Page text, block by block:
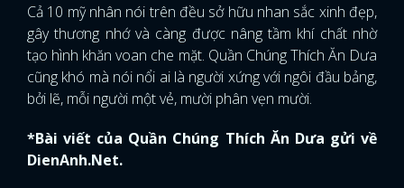
Cả 10 mỹ nhân nói trên đều sở hữu nhan sắc xinh đẹp,
gây thương nhớ và càng được nâng tầm khí chất nhờ
tạo hình khăn voan che mặt. Quần Chúng Thích Ăn Dưa
cũng khó mà nói nổi ai là người xứng với ngôi đầu bảng,
bởi lẽ, mỗi người một vẻ, mười phân vẹn mười.
*Bài viết của Quần Chúng Thích Ăn Dưa gửi về
DienAnh.Net.